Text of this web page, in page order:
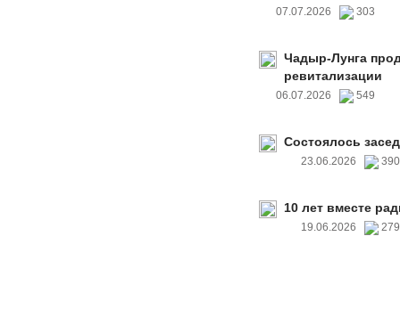
07.07.2026 303
Чадыр-Лунга
ревитализации
06.07.2026 549
Состоялось
23.06.2026
10 лет вместе
19.06.2026